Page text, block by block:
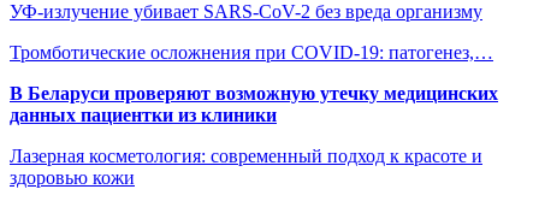
УФ-излучение убивает SARS-CoV-2 без вреда организму
Тромботические осложнения при СOVID-19: патогенез,…
В Беларуси проверяют возможную утечку медицинских
данных пациентки из клиники
Лазерная косметология: современный подход к красоте и
здоровью кожи